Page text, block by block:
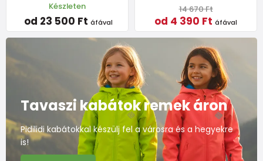
Készleten
od 23 500 Ft áfával
14 670 Ft
od 4 390 Ft áfával
Tavaszi kabátok remek áron
Pidilidi kabátokkal készülj fel a városra és a hegyekre
is!